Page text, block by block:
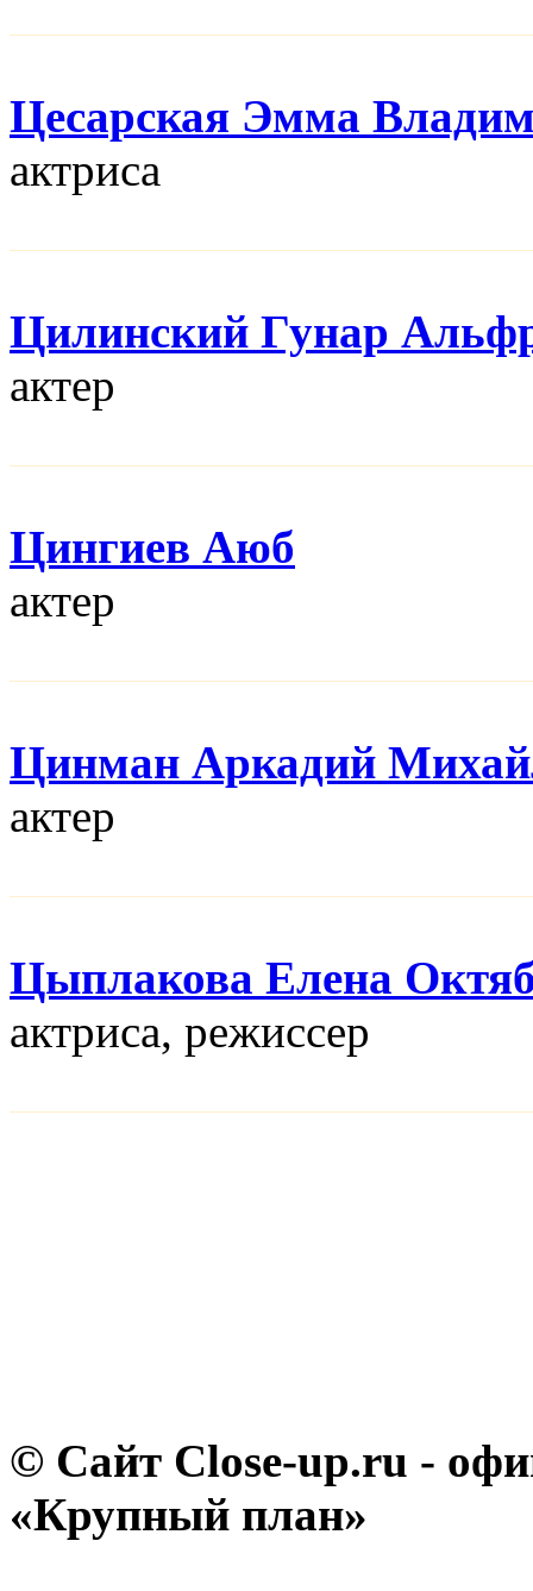
Цесарская Эмма
актриса
Цилинский Гунар
актер
Цингиев Аюб
актер
Цинман Аркадий
актер
Цыплакова Елена
актриса, режисcер
© Сайт Close-up.ru -
«Крупный план»